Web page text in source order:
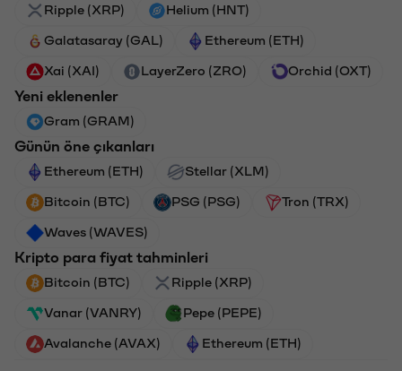
Ripple (XRP) Helium (HNT)
Galatasaray (GAL) Ethereum (ETH)
Xai (XAI) LayerZero (ZRO) Orchid (OXT)
Yeni eklenenler
Gram (GRAM)
Günün öne çıkanları
Ethereum (ETH) Stellar (XLM)
Bitcoin (BTC) PSG (PSG) Tron (TRX)
Waves (WAVES)
Kripto para fiyat tahminleri
Bitcoin (BTC) Ripple (XRP)
Vanar (VANRY) Pepe (PEPE)
Avalanche (AVAX) Ethereum (ETH)